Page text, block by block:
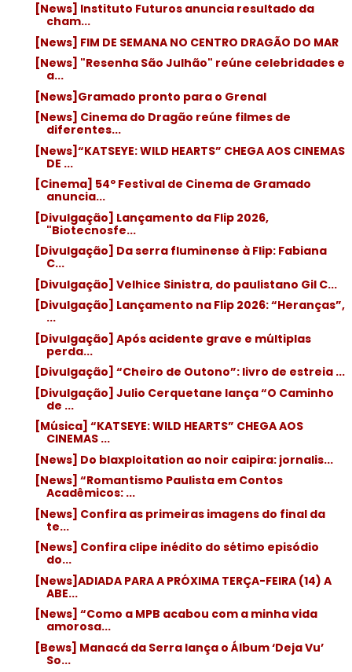
[News] Instituto Futuros anuncia resultado da
cham...
[News] FIM DE SEMANA NO CENTRO DRAGÃO DO MAR
[News] "Resenha São Julhão" reúne celebridades e
a...
[News]Gramado pronto para o Grenal
[News] Cinema do Dragão reúne filmes de
diferentes...
[News]“KATSEYE: WILD HEARTS” CHEGA AOS CINEMAS
DE ...
[Cinema] 54º Festival de Cinema de Gramado
anuncia...
[Divulgação] Lançamento da Flip 2026,
"Biotecnosfe...
[Divulgação] Da serra fluminense à Flip: Fabiana
C...
[Divulgação] Velhice Sinistra, do paulistano Gil C...
[Divulgação] Lançamento na Flip 2026: “Heranças”,
...
[Divulgação] Após acidente grave e múltiplas
perda...
[Divulgação] “Cheiro de Outono”: livro de estreia ...
[Divulgação] Julio Cerquetane lança “O Caminho
de ...
[Música] “KATSEYE: WILD HEARTS” CHEGA AOS
CINEMAS ...
[News] Do blaxploitation ao noir caipira: jornalis...
[News] “Romantismo Paulista em Contos
Acadêmicos: ...
[News] Confira as primeiras imagens do final da
te...
[News] Confira clipe inédito do sétimo episódio
do...
[News]ADIADA PARA A PRÓXIMA TERÇA-FEIRA (14) A
ABE...
[News] “Como a MPB acabou com a minha vida
amorosa...
[Bews] Manacá da Serra lança o Álbum ‘Deja Vu’
So...